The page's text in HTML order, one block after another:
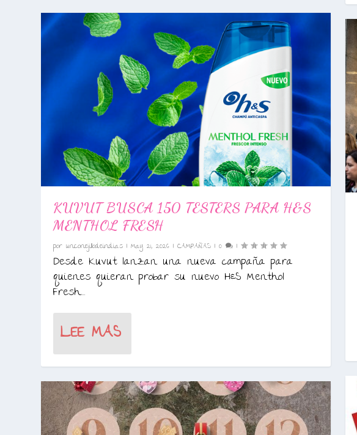
KUVUT BUSCA 150 TESTERS PARA H&S
MENTHOL FRESH
porunconejillodeindias |May 21, 2026 |CAMPAÑAS |0 |
Desde Kuvut lanzan una nueva campaña para
quienes quieran probar su nuevo H&S Menthol
Fresh....
LEE MAS